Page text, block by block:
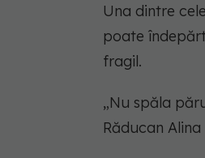
Una dintre
poate
fragil.
„Nu spăla
Răducan